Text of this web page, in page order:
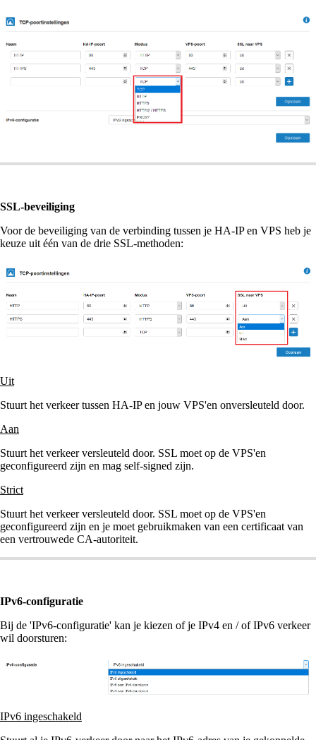
SSL-beveiliging
Voor de beveiliging van de verbinding tussen je HA-IP en VPS heb je
keuze uit één van de drie SSL-methoden:
Uit
Stuurt het verkeer tussen HA-IP en jouw VPS'en onversleuteld door.
Aan
Stuurt het verkeer versleuteld door. SSL moet op de VPS'en
geconfigureerd zijn en mag self-signed zijn.
Strict
Stuurt het verkeer versleuteld door. SSL moet op de VPS'en
geconfigureerd zijn en je moet gebruikmaken van een certificaat van
een vertrouwede CA-autoriteit.
IPv6-configuratie
Bij de 'IPv6-configuratie' kan je kiezen of je IPv4 en / of IPv6 verkeer
wil doorsturen:
IPv6 ingeschakeld